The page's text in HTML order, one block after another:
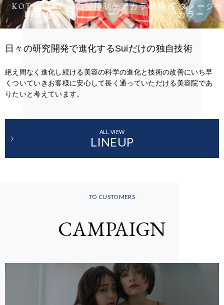
白髪抑制ケアカラ
ー
透明感 ダメージケ
アカラー HENA COLOR
日々の研究開発で進化するSuiだけの独自技術
絶え間なく進化し続ける美容の科学の進化と技術の改善にいち早
くついていきお客様に安心して長く通っていただける美容院であ
りたいと考えています。
ALL VIEW
LINEUP
TO CUSTOMERS
CAMPAIGN